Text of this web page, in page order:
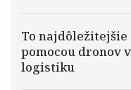
To najdôležitejšie
pomocou dronov
logistiku